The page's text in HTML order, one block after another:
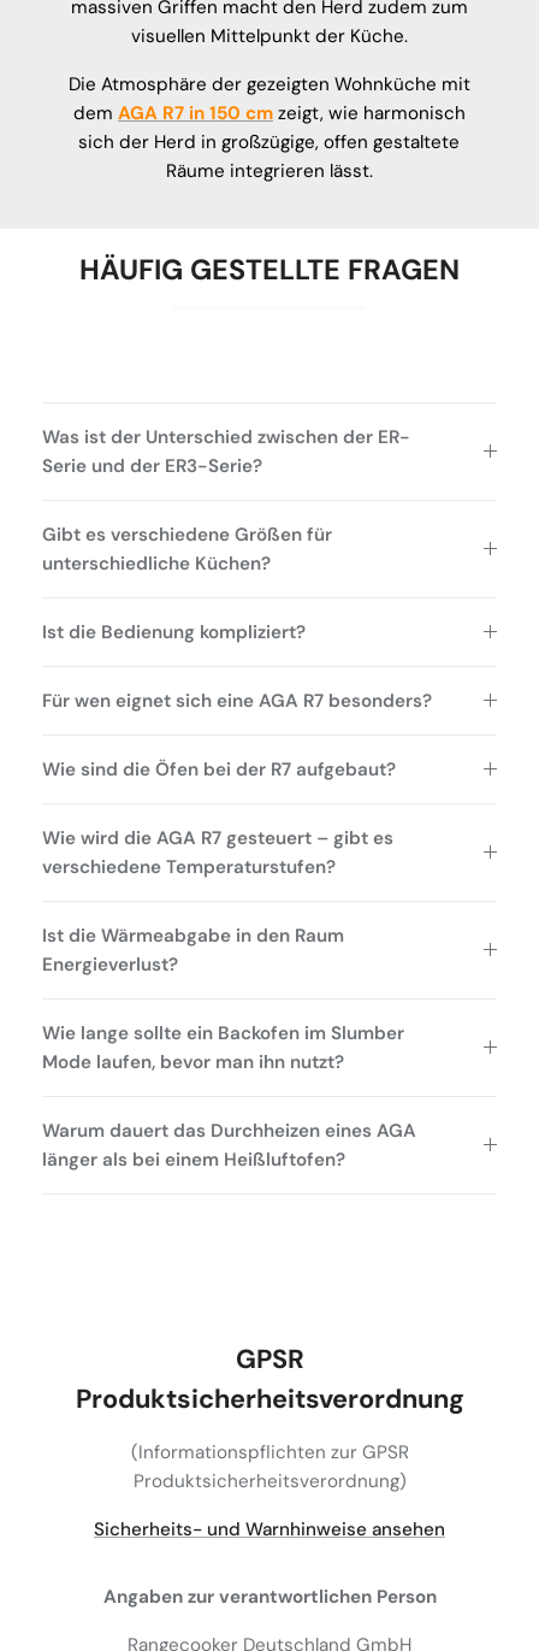
massiven Griffen macht den Herd zudem zum
visuellen Mittelpunkt der Küche.
Die Atmosphäre der gezeigten Wohnküche mit
dem AGA R7 in 150 cmzeigt, wie harmonisch
sich der Herd in großzügige, offen gestaltete
Räume integrieren lässt.
HÄUFIG GESTELLTE FRAGEN
Was ist der Unterschied zwischen der ER-
Serie und der ER3-Serie?
Gibt es verschiedene Größen für
unterschiedliche Küchen?
Ist die Bedienung kompliziert?
Für wen eignet sich eine AGA R7 besonders?
Wie sind die Öfen bei der R7 aufgebaut?
Wie wird die AGA R7 gesteuert – gibt es
verschiedene Temperaturstufen?
Ist die Wärmeabgabe in den Raum
Energieverlust?
Wie lange sollte ein Backofen im Slumber
Mode laufen, bevor man ihn nutzt?
Warum dauert das Durchheizen eines AGA
länger als bei einem Heißluftofen?
GPSR
Produktsicherheitsverordnung
(Informationspflichten zur GPSR
Produktsicherheitsverordnung)
Sicherheits- und Warnhinweise ansehen
Angaben zur verantwortlichen Person
Rangecooker Deutschland GmbH